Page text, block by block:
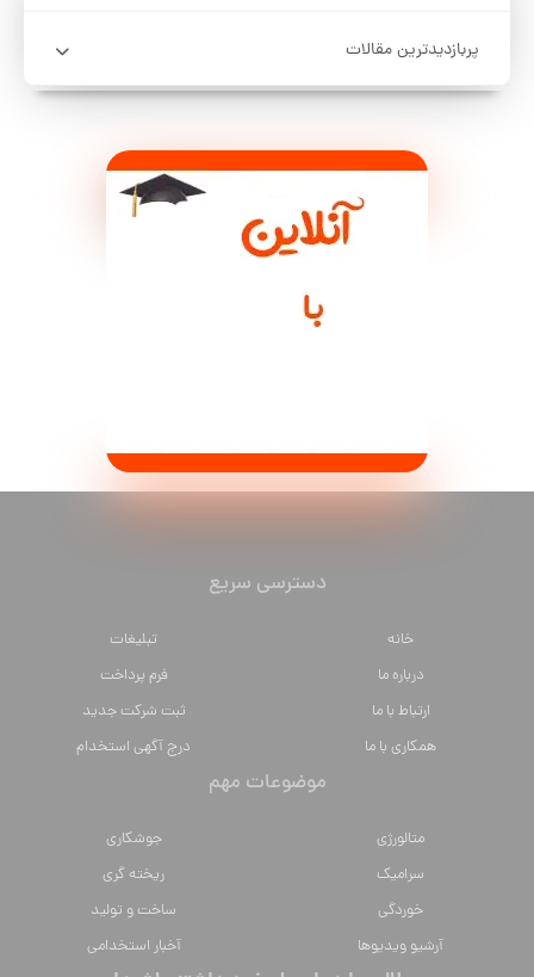
پربازدیدترین مقالات
دسترسی سریع
خانه
تبلیغات
درباره ما
فرم پرداخت
ارتباط با ما
ثبت شرکت جدید
همکاری با ما
درج آگهی استخدام
موضوعات مهم
متالورژي
جوشکاری
سراميك
ریخته گری
خوردگی
ساخت و تولید
آرشیو ویدیوها
آخبار استخدامی